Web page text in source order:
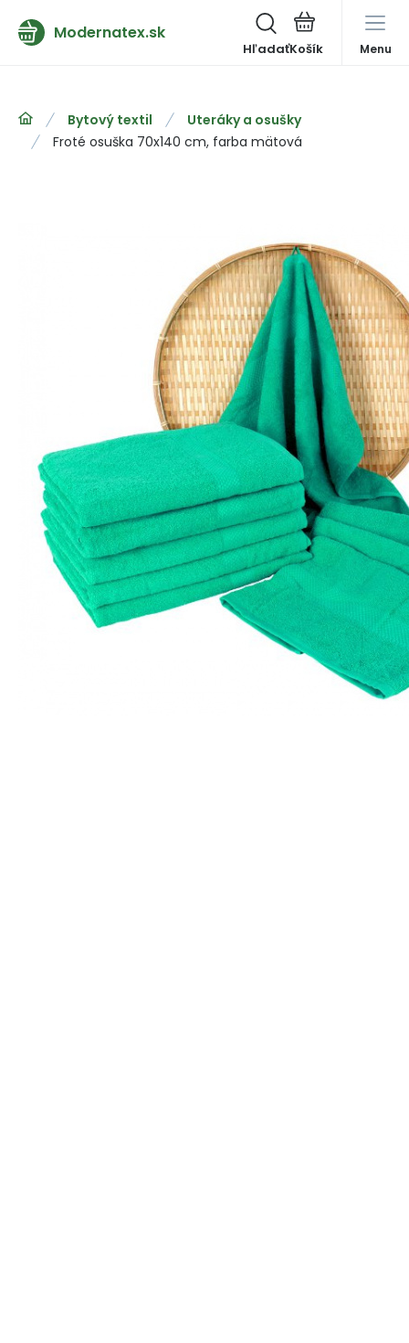
Modernatex.sk
Hľadať Menu
Bytový textil
Uteráky a osušky
Froté osuška 70x140 cm, farba mätová